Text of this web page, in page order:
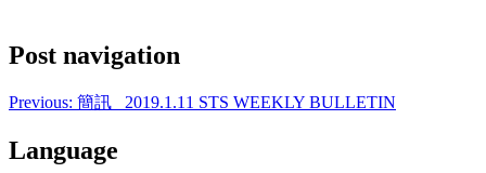
Post navigation
Previous: 簡訊_ 2019.1.11 STS WEEKLY BULLETIN
Language